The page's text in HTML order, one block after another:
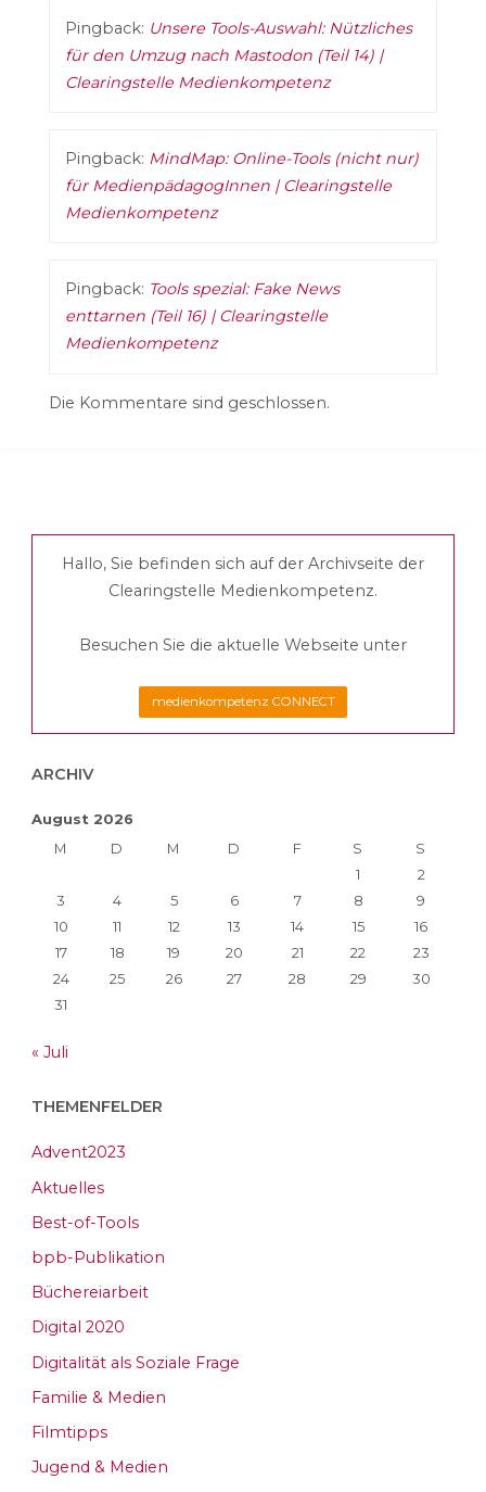
Pingback: Unsere Tools-Auswahl: Nützliches
für den Umzug nach Mastodon (Teil 14) |
Clearingstelle Medienkompetenz
Pingback: MindMap: Online-Tools (nicht nur)
für MedienpädagogInnen | Clearingstelle
Medienkompetenz
Pingback: Tools spezial: Fake News
enttarnen (Teil 16) | Clearingstelle
Medienkompetenz
Die Kommentare sind geschlossen.
Hallo, Sie befinden sich auf der Archivseite der
Clearingstelle Medienkompetenz.
Besuchen Sie die aktuelle Webseite unter
medienkompetenz CONNECT
ARCHIV
August 2026
M
D M D F S
S
1
2
3
4 5 6 7 8
9
10
11 12 13 14 15
16
17
18 19 20 21 22
23
24
25 26 27 28 29
30
31
« Juli
THEMENFELDER
Advent2023
Aktuelles
Best-of-Tools
bpb-Publikation
Büchereiarbeit
Digital 2020
Digitalität als Soziale Frage
Familie & Medien
Filmtipps
Jugend & Medien